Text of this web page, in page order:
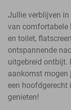
Jullie verblijven in
van comfortabele
en toilet,
ontspannende
uitgebreid ontbijt.
aankomst mogen
een hoofdgerecht
genieten!